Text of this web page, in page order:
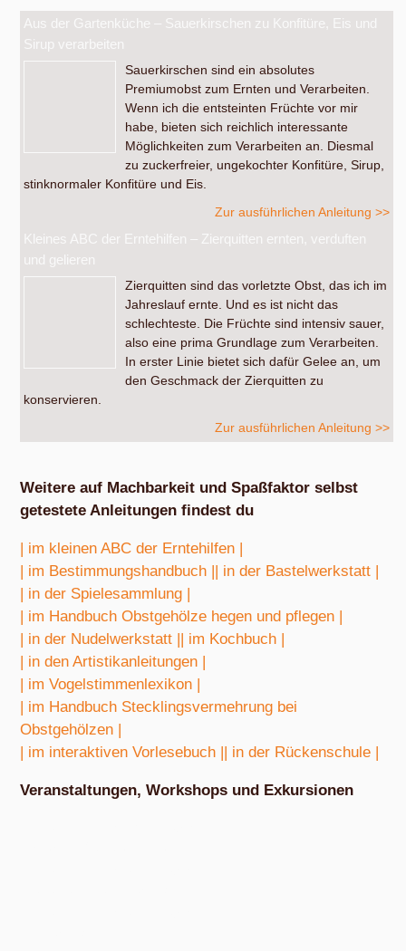
Aus der Gartenküche – Sauerkirschen zu Konfitüre, Eis und
Sirup verarbeiten
Sauerkirschen sind ein absolutes
Premiumobst zum Ernten und Verarbeiten.
Wenn ich die entsteinten Früchte vor mir
habe, bieten sich reichlich interessante
Möglichkeiten zum Verarbeiten an. Diesmal
zu zuckerfreier, ungekochter Konfitüre, Sirup,
stinknormaler Konfitüre und Eis.
Zur ausführlichen Anleitung >>
Kleines ABC der Erntehilfen – Zierquitten ernten, verduften
und gelieren
Zierquitten sind das vorletzte Obst, das ich im
Jahreslauf ernte. Und es ist nicht das
schlechteste. Die Früchte sind intensiv sauer,
also eine prima Grundlage zum Verarbeiten.
In erster Linie bietet sich dafür Gelee an, um
den Geschmack der Zierquitten zu
konservieren.
Zur ausführlichen Anleitung >>
Weitere auf Machbarkeit und Spaßfaktor selbst
getestete Anleitungen findest du
| im kleinen ABC der Erntehilfen |
| im Bestimmungshandbuch || in der Bastelwerkstatt |
| in der Spielesammlung |
| im Handbuch Obstgehölze hegen und pflegen |
| in der Nudelwerkstatt || im Kochbuch |
| in den Artistikanleitungen |
| im Vogelstimmenlexikon |
| im Handbuch Stecklingsvermehrung bei
Obstgehölzen |
| im interaktiven Vorlesebuch || in der Rückenschule |
Veranstaltungen, Workshops und Exkursionen